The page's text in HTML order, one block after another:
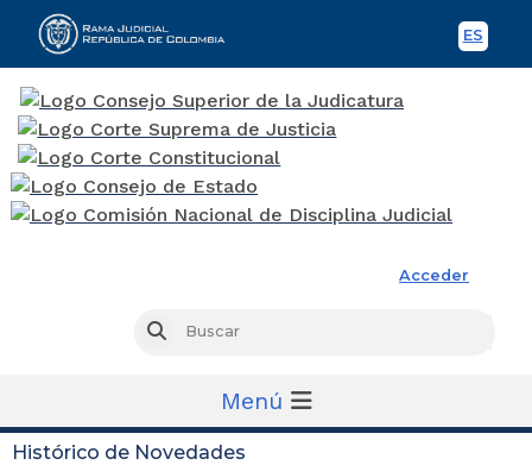
ES
Acceder
Buscar
Menú
Histórico de Novedades